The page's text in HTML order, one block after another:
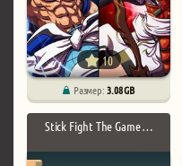
10
Размер:3.08 GB
Stick Fight The Game …